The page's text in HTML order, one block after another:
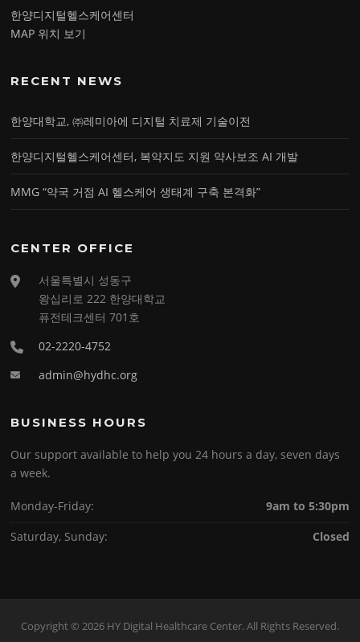
한양디지털헬스케어센터
MAP 위치 보기
RECENT NEWS
한양대학교, ㈜레미아에 디지털 치료제 기술이전
한양디지털헬스케어센터, 복약지도 지원 약사보조 AI 개발
MMG “약국 거점 AI 헬스케어 생태계 구축 본격화”
CENTER OFFICE
서울특별시 성동구
왕십리로 222 한양대학교
퓨전테크센터 701호
02-2220-4752
admin@hydhc.org
BUSINESS HOURS
Our support available to help you 24 hours a day, seven days
a week.
Monday-Friday:
9am to 5:30pm
Saturday, Sunday:
Closed
Copyright © 2026 HY Digital Healthcare Center. All Rights Reserved.